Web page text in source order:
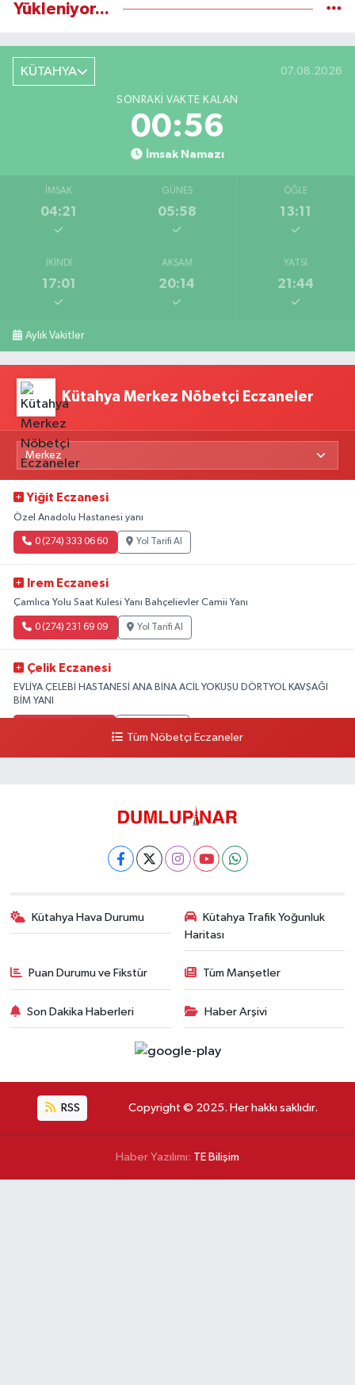
Yükleniyor...
KÜTAHYA 07.08.2026
SONRAKI VAKTE KALAN
00:56
İmsak Namazı
İMSAK
04:21
GÜNEŞ
05:58
ÖĞLE
13:11
İKINDI
17:01
AKŞAM
20:14
YATSI
21:44
Aylık Vakitler
Kütahya Merkez Nöbetçi Eczaneler
Yiğit Eczanesi
Özel Anadolu Hastanesi yanı
0 (274) 333 06 60 Yol Tarifi Al
Irem Eczanesi
Çamlıca Yolu Saat Kulesi Yanı Bahçelievler Camii Yanı
0 (274) 231 69 09 Yol Tarifi Al
Çelik Eczanesi
EVLİYA ÇELEBİ HASTANESİ ANA BİNA ACİL YOKUŞU DÖRTYOL KAVŞAĞI
BİM YANI
Tüm Nöbetçi Eczaneler
Kütahya Hava Durumu
Kütahya Trafik Yoğunluk
Haritası
Puan Durumu ve Fikstür Tüm Manşetler
Son Dakika Haberleri Haber Arşivi
RSS Copyright © 2025. Her hakkı saklıdır.
Haber Yazılımı: TE Bilişim